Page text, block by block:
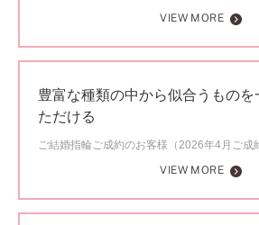
VIEW MORE
豊富な種類の中から似合うものを
ただける
ご結婚指輪ご成約のお客様（2026年4月ご成
VIEW MORE